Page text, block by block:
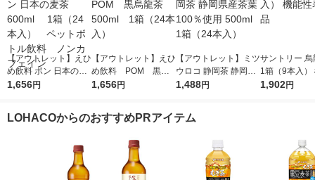
【アウトレット】えひ
め飲料 ポン 日本の麦
茶 600ml 1箱（2
ン
1,656円
【アウトレット】えひ
め飲料 POM 黒烏
龍茶 500ml 1箱（2
1,656円
【アウトレット】ミツ
ウロコ 静岡茶 静岡県
産茶葉100％使用 500
1,488円
サントリー
1箱（9本入）
表示食品
1,902円
LOHACOからのおすすめPRアイテム